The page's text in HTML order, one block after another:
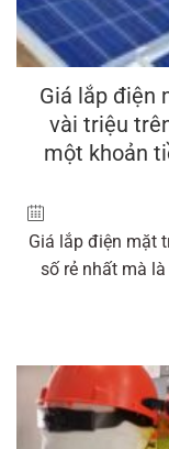
Giá lắp điện
vài triệu
một khoản
Giá lắp điện mặt
số rẻ nhất mà